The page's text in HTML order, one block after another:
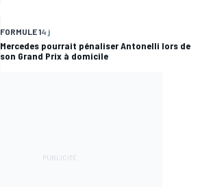
FORMULE 14 j
Mercedes pourrait pénaliser Antonelli lors de
son Grand Prix à domicile